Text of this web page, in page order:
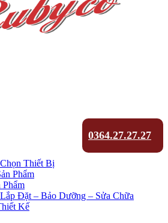
0364.27.27.27
Thiết Bị
Phẩm
Phẩm
Đặt – Bảo Dưỡng – Sửa Chữa
Kế